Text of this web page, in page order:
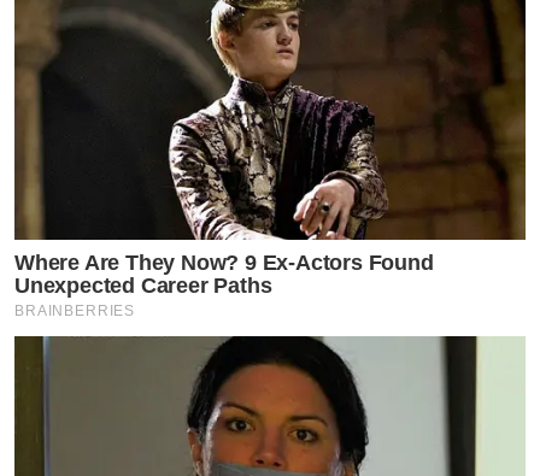
Where Are They Now? 9 Ex-Actors Found
Unexpected Career Paths
BRAINBERRIES